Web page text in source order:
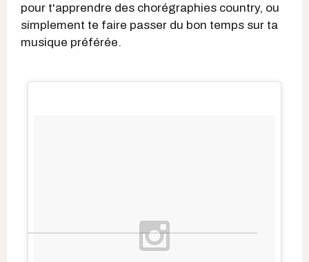
pour t'apprendre des chorégraphies country, ou
simplement te faire passer du bon temps sur ta
musique préférée.